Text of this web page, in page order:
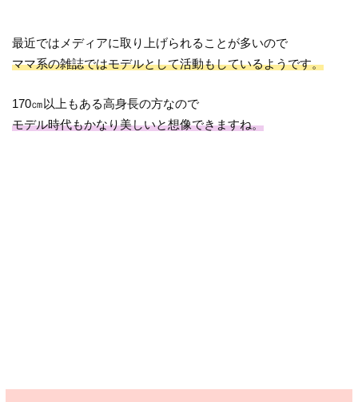
最近ではメディアに取り上げられることが多いので
ママ系の雑誌ではモデルとして活動もしているようです。
170㎝以上もある高身長の方なので
モデル時代もかなり美しいと想像できますね。